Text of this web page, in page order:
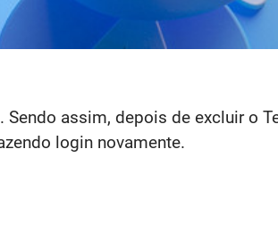
assim, depois de excluir o
login novamente.